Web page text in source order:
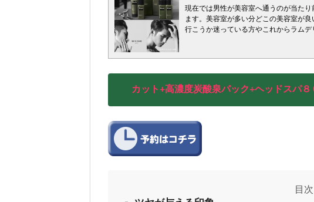
現在では男性が美容室へ通うのが当た
ます。美容室が多い分どこの美容室が
行こうか迷っている方やこれからラム
メンズのお客様も輝きに満ちて健康的
必要な事は何か。伝えたいご希望は何
グいたします。男性の悩みで１番多いの
抜け毛対策のカウンセリングとしまし
い、肉眼では見えないレベルの毛穴や
術を始めてしまう様なものです。初め
ウンセリングシートをご用意しており
しゃるとは思いますが、直接悩みを伝
です。あなたの願望を叶えるため、お
メンズの抜け毛対策 せっかく美容室へ
ね？ここではお家では出来ないラムデ
カット+高濃度炭酸泉パック+ヘッドスパ